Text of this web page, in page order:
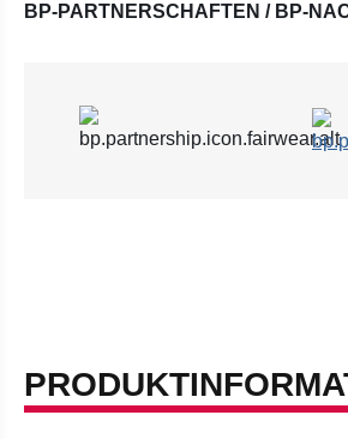
BP-PARTNERSCHAFTEN / BP-